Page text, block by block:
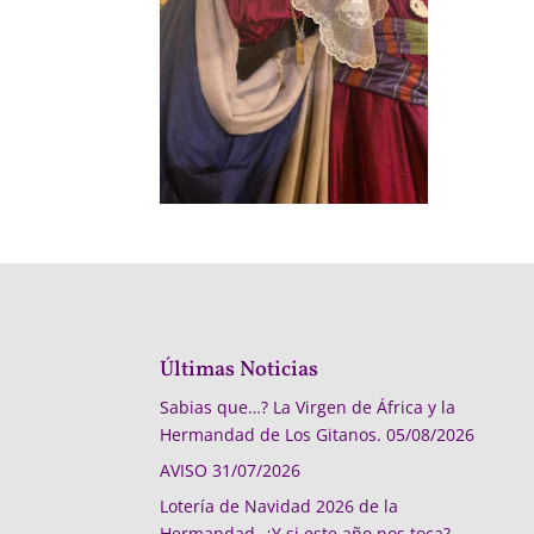
Últimas Noticias
Sabias que…? La Virgen de África y la
Hermandad de Los Gitanos. 05/08/2026
AVISO 31/07/2026
Lotería de Navidad 2026 de la